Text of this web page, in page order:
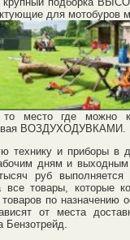
для мотобуров
то место где
ВОЗДУХОДУВКАМИ.
технику и приборы в
дням и выходным
руб
все товары, которые
товаров по назначению
от места
Бензотрейд.